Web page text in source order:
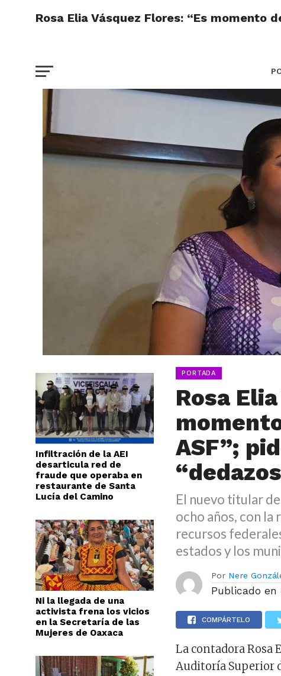
Rosa Elia Vásquez Flores: “Es momento
Infiltración de la AEI
desarticula red de
fraude que operaba en
restaurante de Santa
Lucía del Camino
Ni la llegada de una
activista frena los vicios
en la Secretaría de las
Mujeres de Oaxaca
PORTADA
Rosa
ASF”;
El nuevo titular
ocho años, con la
recursos
estados y los
Por Nere
Publicado en
COMPÁRTELO
La contadora Rosa
Auditoría Superior